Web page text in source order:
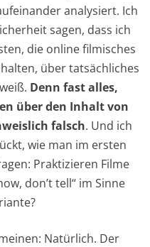
analysiert. Ich
sagen, dass ich
die online filmisches
über tatsächliches
Denn fast alles,
über den Inhalt von
falsch. Und ich
wie man im ersten
Praktizieren Filme
don’t tell“ im Sinne
Natürlich. Der